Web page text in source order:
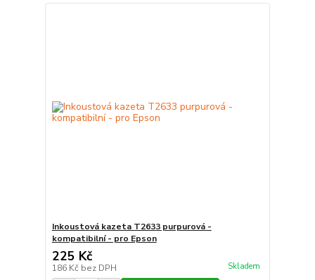
Inkoustová kazeta T2633 purpurová -
kompatibilní - pro Epson
225 Kč
186 Kč bez DPH Skladem